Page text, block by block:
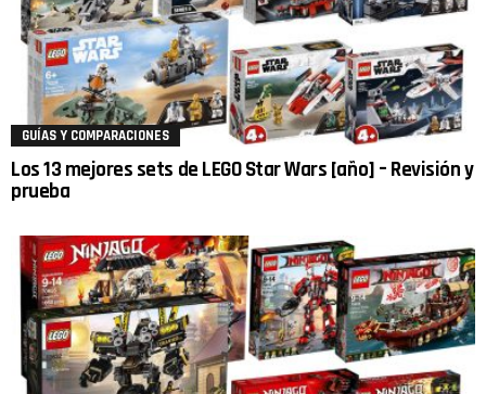
GUÍAS Y COMPARACIONES
Los 13 mejores sets de LEGO Star Wars [año] – Revisión y
prueba